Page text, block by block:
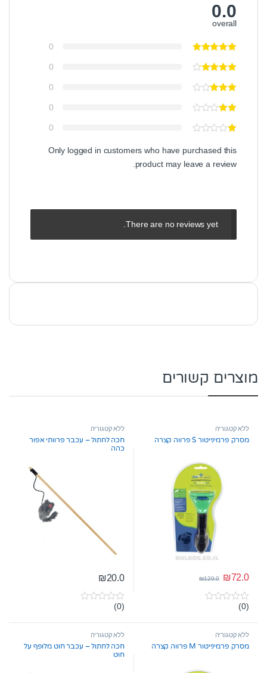
0.0
overall
0
0
0
0
0
Only logged in customers who have purchased this
product may leave a review.
There are no reviews yet.
מוצרים קשורים
ללא קטגוריה
מסרק פרמינייטור S פרווה קצרה
₪72.0
₪120.0
0
t
f
(0)
ללא קטגוריה
חכה לחתול – עכבר פרוותי אפור
כהה
₪20.0
0
t
f
5
(0)
ללא קטגוריה
מסרק פרמינייטור M פרווה קצרה
ללא קטגוריה
חכה לחתול – עכבר חוט מלופף על
חוט